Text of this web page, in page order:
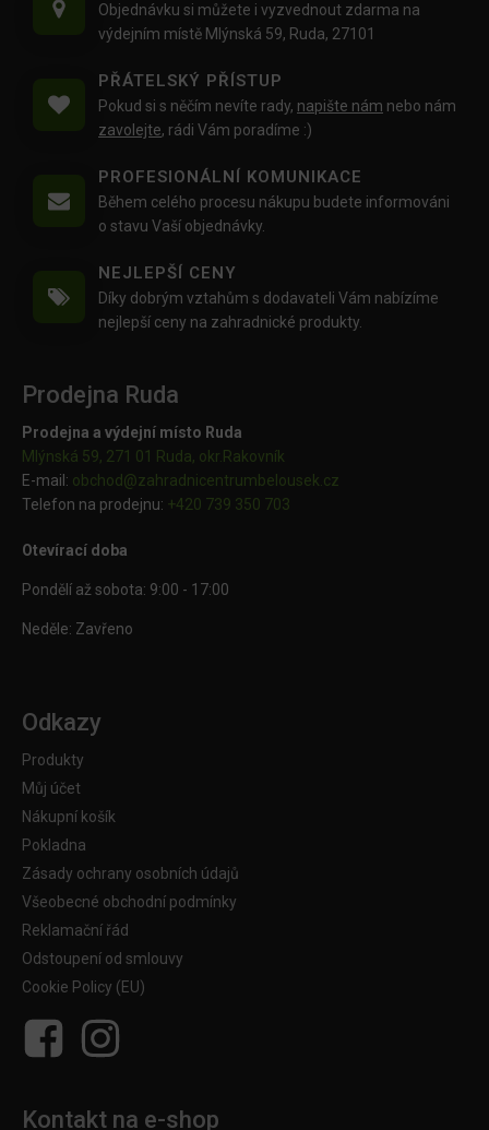
Objednávku si můžete i vyzvednout zdarma na
výdejním místě Mlýnská 59, Ruda, 27101
PŘÁTELSKÝ PŘÍSTUP
Pokud si s něčím nevíte rady, napište nám nebo nám
zavolejte, rádi Vám poradíme :)
PROFESIONÁLNÍ KOMUNIKACE
Během celého procesu nákupu budete informováni
o stavu Vaší objednávky.
NEJLEPŠÍ CENY
Díky dobrým vztahům s dodavateli Vám nabízíme
nejlepší ceny na zahradnické produkty.
Prodejna Ruda
Prodejna a výdejní místo Ruda
Mlýnská 59, 271 01 Ruda, okr.Rakovník
E-mail: obchod@zahradnicentrumbelousek.cz
Telefon na prodejnu: +420 739 350 703
Otevírací doba
Pondělí až sobota: 9:00 - 17:00
Neděle: Zavřeno
Odkazy
Produkty
Můj účet
Nákupní košík
Pokladna
Zásady ochrany osobních údajů
Všeobecné obchodní podmínky
Reklamační řád
Odstoupení od smlouvy
Cookie Policy (EU)
Kontakt na e-shop